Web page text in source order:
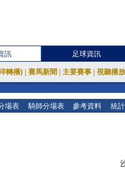
訊 足球資訊
轉播) 賽馬新聞 主要賽事 視聽播
場表 騎師分場表 參考資料 統